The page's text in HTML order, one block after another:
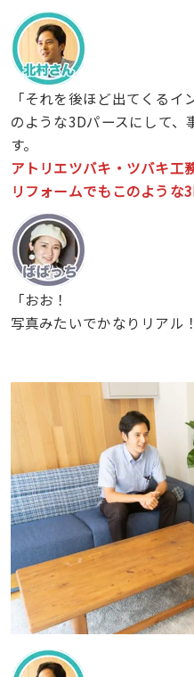
「それを後ほど出てくる
のような3Dパースにして
す。
アトリエツバキ・ツバキ工
リフォームでもこのような
「おお！
写真みたいでかなりリアル